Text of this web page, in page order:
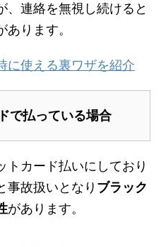
、連絡を無視し続けると
ります。
に使える裏ワザを紹介
で払っている場合
トカード払いにしており
事故扱いとなり ブラック
があります。